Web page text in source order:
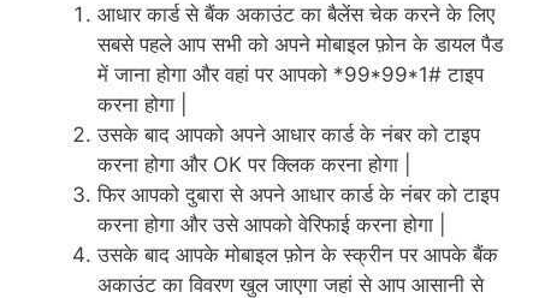
आधार कार्ड से बैंक अकाउंट का बैलेंस चेक करने के लिए
सबसे पहले आप सभी को अपने मोबाइल फ़ोन के डायल पैड
में जाना होगा और वहां पर आपको *99*99*1# टाइप
करना होगा |
उसके बाद आपको अपने आधार कार्ड के नंबर को टाइप
करना होगा और OK पर क्लिक करना होगा |
फिर आपको दुबारा से अपने आधार कार्ड के नंबर को टाइप
करना होगा और उसे आपको वेरिफाई करना होगा |
उसके बाद आपके मोबाइल फ़ोन के स्क्रीन पर आपके बैंक
अकाउंट का विवरण खुल जाएगा जहां से आप आसानी से